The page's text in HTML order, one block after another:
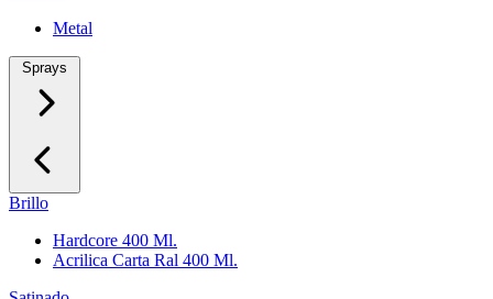
Metal
Sprays
Brillo
Hardcore 400 Ml.
Acrilica Carta Ral 400 Ml.